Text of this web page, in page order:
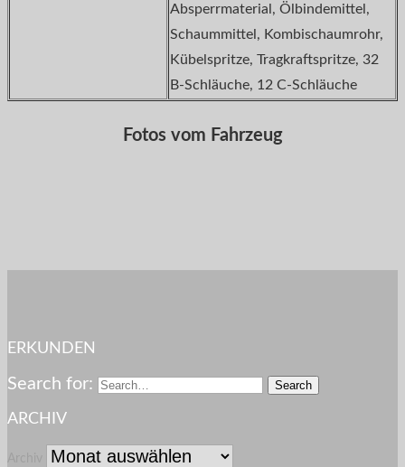
Absperrmaterial, Ölbindemittel,
Schaummittel, Kombischaumrohr,
Kübelspritze, Tragkraftspritze, 32
B-Schläuche, 12 C-Schläuche
Fotos vom Fahrzeug
ERKUNDEN
Search for:
ARCHIV